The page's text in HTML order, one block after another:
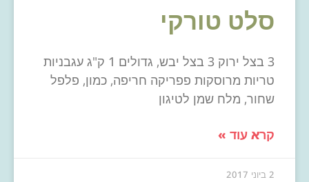
סלט טורקי
3 בצל ירוק 3 בצל יבש, גדולים 1 ק"ג עגבניות
טריות מרוסקות פפריקה חריפה, כמון, פלפל
שחור, מלח שמן לטיגון
קרא עוד »
2 ביוני 2017